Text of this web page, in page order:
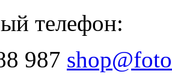
телефон:
987